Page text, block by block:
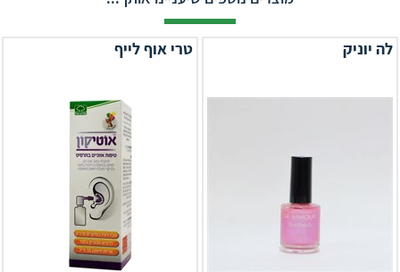
לה יוניק טרי אוף לייף